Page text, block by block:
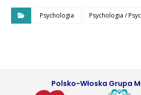
Psychologia Psychologia /
Polsko-Włoska Grupa